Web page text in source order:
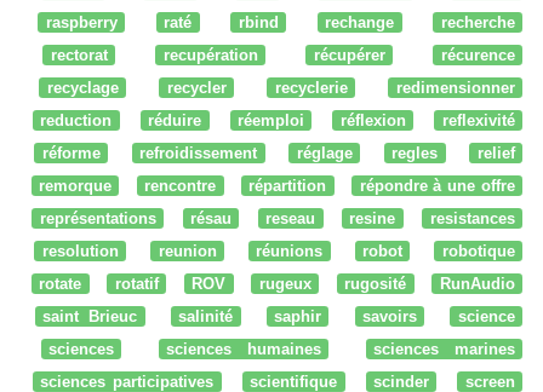
raspberry
raté rbind rechange
recherche
rectorat
recupération récupérer
récurence
recyclage
recycler recyclerie
redimensionner
reduction
réduire réemploi réflexion
reflexivité
réforme
refroidissement réglage regles
relief
remorque
rencontre répartition
répondre à une offre
représentations
résau reseau resine
resistances
resolution
reunion réunions robot
robotique
rotate
rotatif ROV rugeux rugosité
RunAudio
saint Brieuc
salinité saphir savoirs
science
sciences
sciences humaines
sciences marines
sciences participatives
scientifique scinder
screen